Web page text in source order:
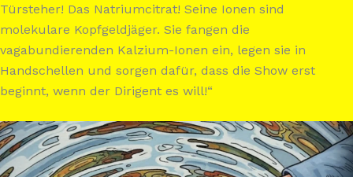
Türsteher! Das Natriumcitrat! Seine Ionen sind
molekulare Kopfgeldjäger. Sie fangen die
vagabundierenden Kalzium-Ionen ein, legen sie in
Handschellen und sorgen dafür, dass die Show erst
beginnt, wenn der Dirigent es will!“